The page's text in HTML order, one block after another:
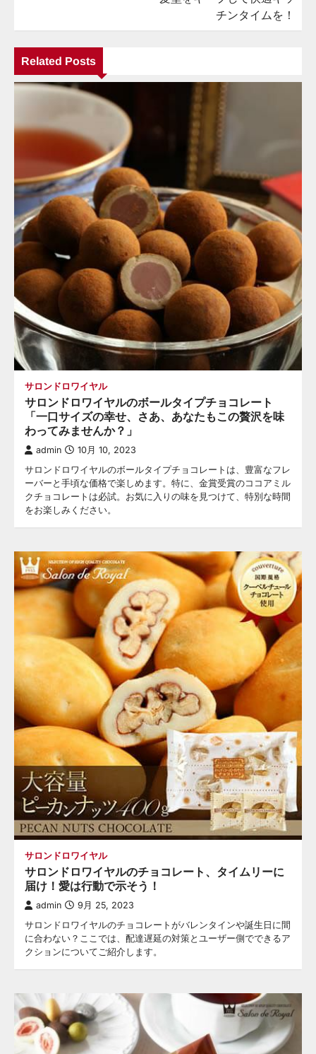
シ
ョ
ン
チンタイムを！
Related Posts
サロンドロワイヤル
サロンドロワイヤルのボールタイプチョコレート
「一口サイズの幸せ、さあ、あなたもこの贅沢を味
わってみませんか？」
admin 10月 10, 2023
サロンドロワイヤルのボールタイプチョコレートは、豊富なフレ
ーバーと手頃な価格で楽しめます。特に、金賞受賞のココアミル
クチョコレートは必試。お気に入りの味を見つけて、特別な時間
をお楽しみください。
サロンドロワイヤル
サロンドロワイヤルのチョコレート、タイムリーに
届け！愛は行動で示そう！
admin 9月 25, 2023
サロンドロワイヤルのチョコレートがバレンタインや誕生日に間
に合わない？ここでは、配達遅延の対策とユーザー側でできるア
クションについてご紹介します。